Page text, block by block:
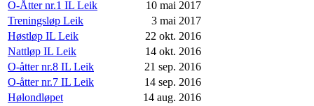
O-Åtter nr.1 IL Leik
10 mai 2017
Treningsløp Leik
3 mai 2017
Høstløp IL Leik
22 okt. 2016
Nattløp IL Leik
14 okt. 2016
O-åtter nr.8 IL Leik
21 sep. 2016
O-åtter nr.7 IL Leik
14 sep. 2016
Hølondløpet
14 aug. 2016